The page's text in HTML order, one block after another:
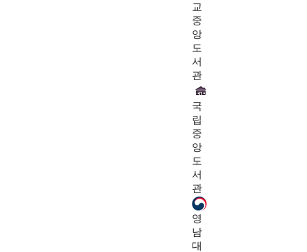
교
중
앙
도
서
관
국
립
중
앙
도
서
관
영
남
대